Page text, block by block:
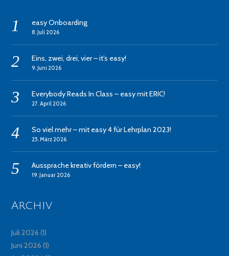
easy Onboarding
8. Juli 2026
Eins, zwei, drei, vier – it’s easy!
9. Juni 2026
Everybody Reads In Class – easy mit ERIC!
27. April 2026
So viel mehr – mit easy 4 für Lehrplan 2023!
25. März 2026
Aussprache kreativ fördern – easy!
19. Januar 2026
Archiv
Juli 2026 (1)
Juni 2026 (1)